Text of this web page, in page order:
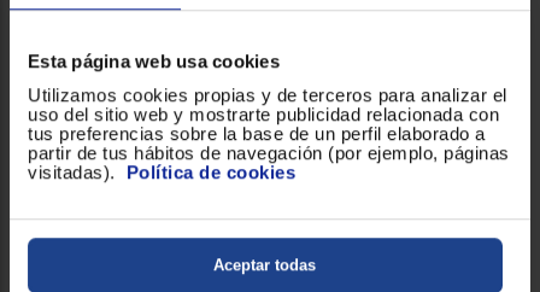
Esta página web usa cookies
Utilizamos cookies propias y de terceros para analizar el
uso del sitio web y mostrarte publicidad relacionada con
tus preferencias sobre la base de un perfil elaborado a
partir de tus hábitos de navegación (por ejemplo, páginas
visitadas). Política de cookies
Aceptar todas
Funciones Aspiración y fregado inteligente
3